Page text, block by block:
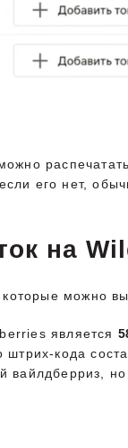
его нет,
на
которые
является
штрих-кода
вайлдберриз,